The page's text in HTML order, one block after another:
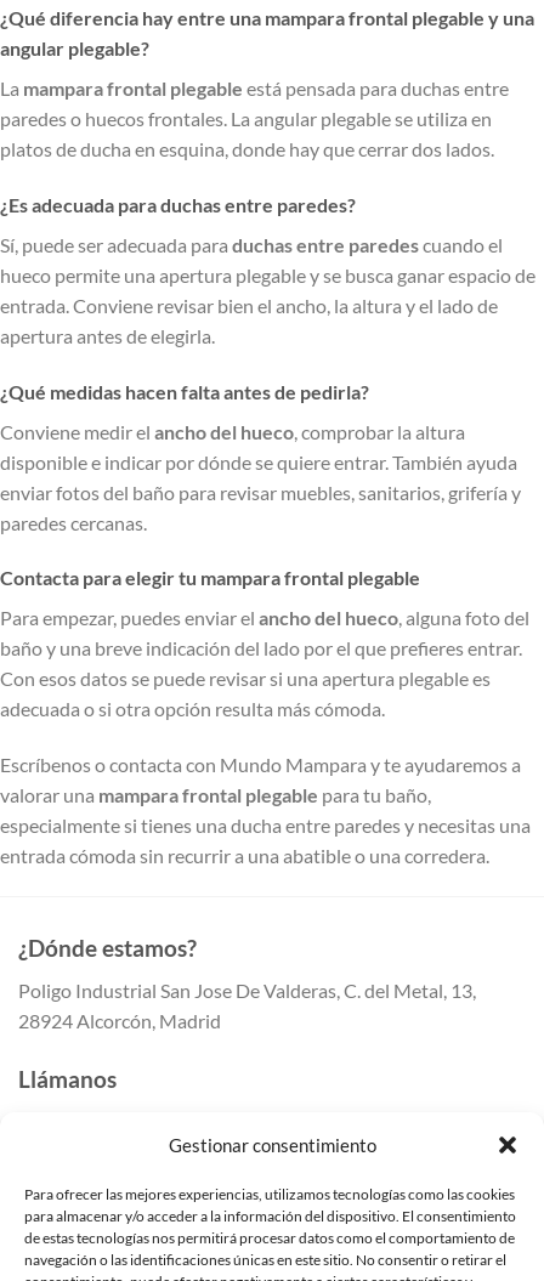
Gestionar consentimiento
Para ofrecer las mejores experiencias, utilizamos tecnologías como las cookies
para almacenar y/o acceder a la información del dispositivo. El consentimiento
de estas tecnologías nos permitirá procesar datos como el comportamiento de
navegación o las identificaciones únicas en este sitio. No consentir o retirar el
¿Qué diferencia hay entre una mampara frontal plegable y una
angular plegable?
La mampara frontal plegable está pensada para duchas entre
paredes o huecos frontales. La angular plegable se utiliza en
platos de ducha en esquina, donde hay que cerrar dos lados.
¿Es adecuada para duchas entre paredes?
Sí, puede ser adecuada para duchas entre paredescuando el
hueco permite una apertura plegable y se busca ganar espacio de
entrada. Conviene revisar bien el ancho, la altura y el lado de
apertura antes de elegirla.
¿Qué medidas hacen falta antes de pedirla?
Conviene medir el ancho del hueco , comprobar la altura
disponible e indicar por dónde se quiere entrar. También ayuda
enviar fotos del baño para revisar muebles, sanitarios, grifería y
paredes cercanas.
Contacta para elegir tu mampara frontal plegable
Para empezar, puedes enviar el ancho del hueco, alguna foto del
baño y una breve indicación del lado por el que prefieres entrar.
Con esos datos se puede revisar si una apertura plegable es
adecuada o si otra opción resulta más cómoda.
Escríbenos o contacta con Mundo Mampara y te ayudaremos a
valorar una mampara frontal plegable para tu baño,
especialmente si tienes una ducha entre paredes y necesitas una
entrada cómoda sin recurrir a una abatible o una corredera.
¿Dónde estamos?
Poligo Industrial San Jose De Valderas, C. del Metal, 13,
28924 Alcorcón, Madrid
Llámanos
Escríbenos